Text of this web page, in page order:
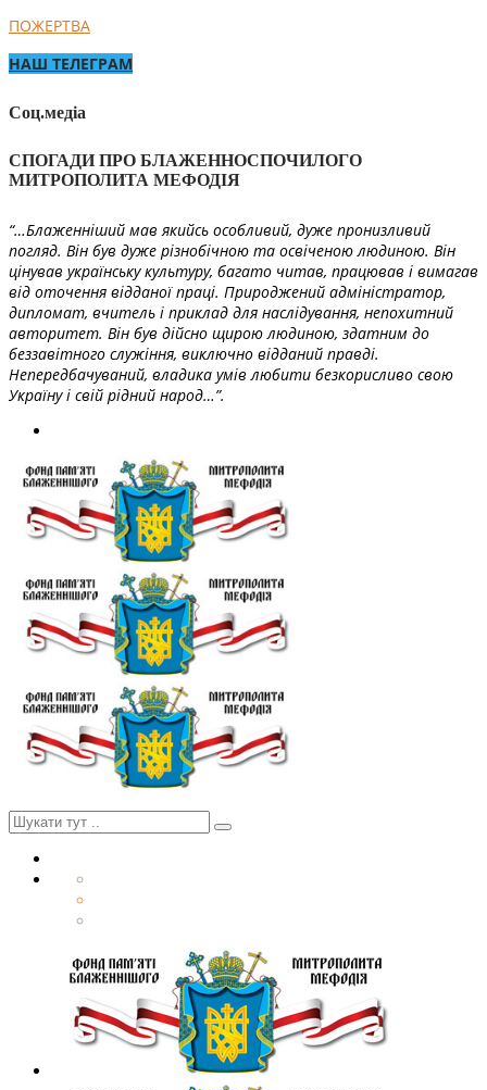
ПОЖЕРТВА
НАШ ТЕЛЕГРАМ
Соц.медіа
СПОГАДИ ПРО БЛАЖЕННОСПОЧИЛОГО
МИТРОПОЛИТА МЕФОДІЯ
“…Блаженніший мав якийсь особливий, дуже пронизливий
погляд. Він був дуже різнобічною та освіченою людиною. Він
цінував українську культуру, багато читав, працював і вимагав
від оточення відданої праці. Природжений адміністратор,
дипломат, вчитель і приклад для наслідування, непохитний
авторитет. Він був дійсно щирою людиною, здатним до
беззавітного служіння, виключно відданий правді.
Непередбачуваний, владика умів любити безкорисливо свою
Україну і свій рідний народ…”.